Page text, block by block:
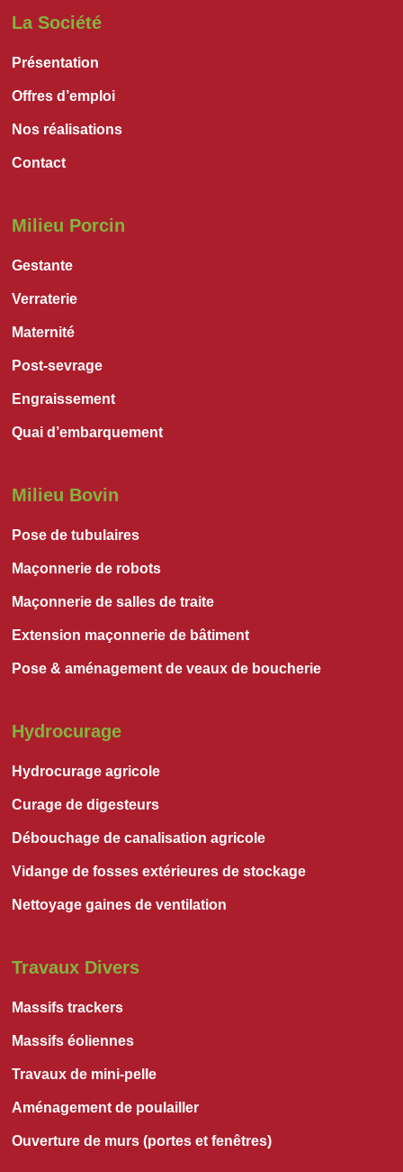
La Société
Présentation
Offres d’emploi
Nos réalisations
Contact
Milieu Porcin
Gestante
Verraterie
Maternité
Post-sevrage
Engraissement
Quai d’embarquement
Milieu Bovin
Pose de tubulaires
Maçonnerie de robots
Maçonnerie de salles de traite
Extension maçonnerie de bâtiment
Pose & aménagement de veaux de boucherie
Hydrocurage
Hydrocurage agricole
Curage de digesteurs
Débouchage de canalisation agricole
Vidange de fosses extérieures de stockage
Nettoyage gaines de ventilation
Travaux Divers
Massifs trackers
Massifs éoliennes
Travaux de mini-pelle
Aménagement de poulailler
Ouverture de murs (portes et fenêtres)